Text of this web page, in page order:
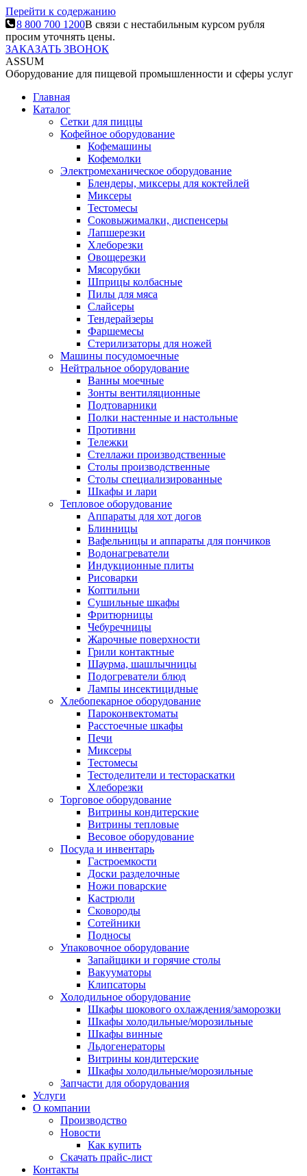
Перейти к содержанию
8 800 700 1200В связи с нестабильным курсом рубля
просим уточнять цены.
ЗАКАЗАТЬ ЗВОНОК
ASSUM
Оборудование для пищевой промышленности и сферы услуг
Главная
Каталог
Сетки для пиццы
Кофейное оборудование
Кофемашины
Кофемолки
Электромеханическое оборудование
Блендеры, миксеры для коктейлей
Миксеры
Тестомесы
Соковыжималки, диспенсеры
Лапшерезки
Хлеборезки
Овощерезки
Мясорубки
Шприцы колбасные
Пилы для мяса
Слайсеры
Тендерайзеры
Фаршемесы
Стерилизаторы для ножей
Машины посудомоечные
Нейтральное оборудование
Ванны моечные
Зонты вентиляционные
Подтоварники
Полки настенные и настольные
Противни
Тележки
Стеллажи производственные
Столы производственные
Столы специализированные
Шкафы и лари
Тепловое оборудование
Аппараты для хот догов
Блинницы
Вафельницы и аппараты для пончиков
Водонагреватели
Индукционные плиты
Рисоварки
Коптильни
Сушильные шкафы
Фритюрницы
Чебуречницы
Жарочные поверхности
Грили контактные
Шаурма, шашлычницы
Подогреватели блюд
Лампы инсектицидные
Хлебопекарное оборудование
Пароконвектоматы
Расстоечные шкафы
Печи
Миксеры
Тестомесы
Тестоделители и тестораскатки
Хлеборезки
Торговое оборудование
Витрины кондитерские
Витрины тепловые
Весовое оборудование
Посуда и инвентарь
Гастроемкости
Доски разделочные
Ножи поварские
Кастрюли
Сковороды
Сотейники
Подносы
Упаковочное оборудование
Запайщики и горячие столы
Вакууматоры
Клипсаторы
Холодильное оборудование
Шкафы шокового охлаждения/заморозки
Шкафы холодильные/морозильные
Шкафы винные
Льдогенераторы
Витрины кондитерские
Шкафы холодильные/морозильные
Запчасти для оборудования
Услуги
О компании
Производство
Новости
Как купить
Скачать прайс-лист
Контакты